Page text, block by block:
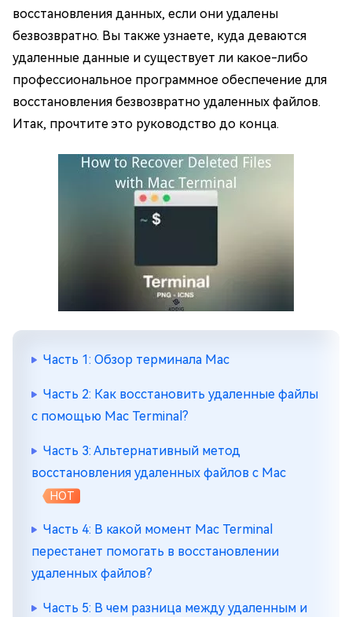
восстановления данных, если они удалены
безвозвратно. Вы также узнаете, куда деваются
удаленные данные и существует ли какое-либо
профессиональное программное обеспечение для
восстановления безвозвратно удаленных файлов.
Итак, прочтите это руководство до конца.
Часть 1: Обзор терминала Mac
Часть 2: Как восстановить удаленные файлы
с помощью Mac Terminal?
Часть 3: Альтернативный метод
восстановления удаленных файлов с Mac
HOT
Часть 4: В какой момент Mac Terminal
перестанет помогать в восстановлении
удаленных файлов?
Часть 5: В чем разница между удаленным и